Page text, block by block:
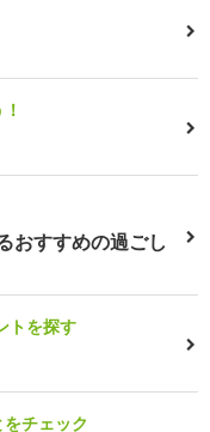
おすすめの過ごし
トを探す
チェック